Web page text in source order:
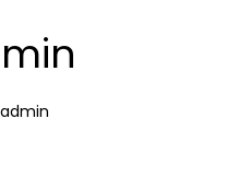
admin